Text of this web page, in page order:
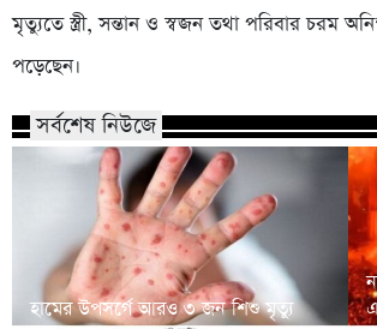
মৃত্যুতে স্ত্রী, সন্তান ও স্বজন তথা পরিবার চরম
পড়েছেন।
সর্বশেষ নিউজে
হামের উপসর্গে আরও ৩ জন শিশু মৃত্যু